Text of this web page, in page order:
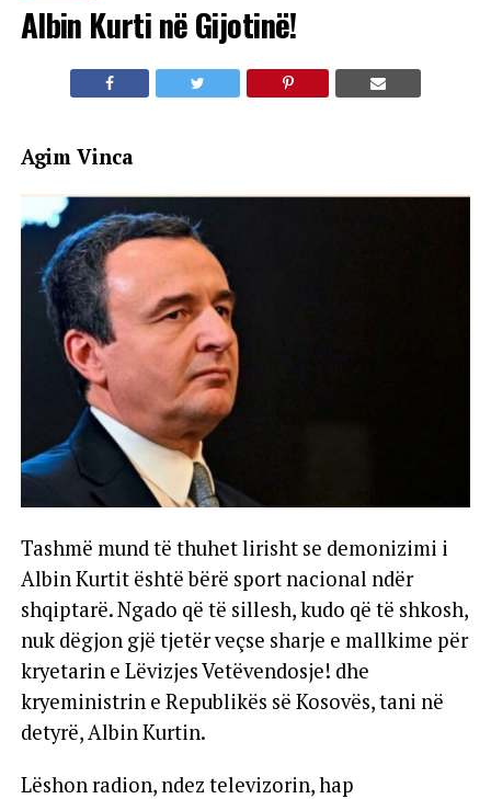
Albin Kurti në Gijotinë!
Agim Vinca
Tashmë mund të thuhet lirisht se demonizimi i
Albin Kurtit është bërë sport nacional ndër
shqiptarë. Ngado që të sillesh, kudo që të shkosh,
nuk dëgjon gjë tjetër veçse sharje e mallkime për
kryetarin e Lëvizjes Vetëvendosje! dhe
kryeministrin e Republikës së Kosovës, tani në
detyrë, Albin Kurtin.
Lëshon radion, ndez televizorin, hap